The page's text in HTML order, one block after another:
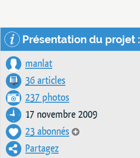
Présentation du projet :
manlat
36 articles
237 photos
17 novembre 2009
23 abonnés
Partagez